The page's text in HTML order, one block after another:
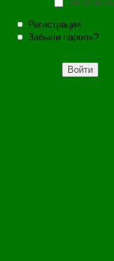
Регистрация
Забыли пароль?